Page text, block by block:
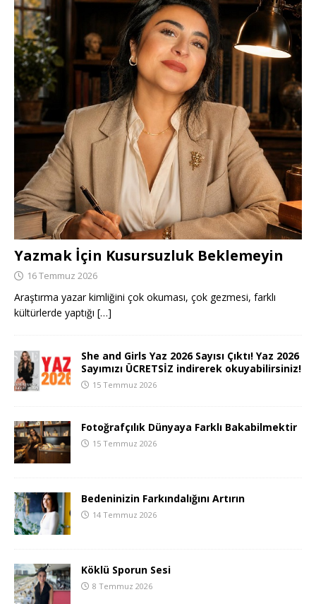
Yazmak İçin Kusursuzluk Beklemeyin
16 Temmuz 2026
Araştırma yazar kimliğini çok okuması, çok gezmesi, farklı
kültürlerde yaptığı […]
She and Girls Yaz 2026 Sayısı Çıktı! Yaz 2026
Sayımızı ÜCRETSİZ indirerek okuyabilirsiniz!
15 Temmuz 2026
Fotoğrafçılık Dünyaya Farklı Bakabilmektir
15 Temmuz 2026
Bedeninizin Farkındalığını Artırın
14 Temmuz 2026
Köklü Sporun Sesi
8 Temmuz 2026